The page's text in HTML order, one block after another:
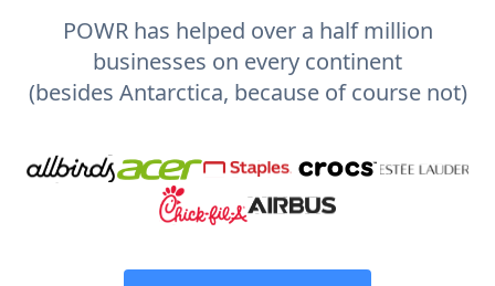
POWR has helped over a half million
businesses on every continent
(besides Antarctica, because of course not)